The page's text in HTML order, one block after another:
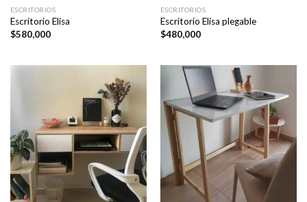
ESCRITORIOS
Escritorio Elisa
$580,000
ESCRITORIOS
Escritorio Elisa plegable
$480,000